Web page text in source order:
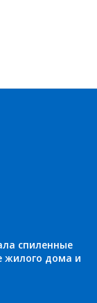
спиленные
жилого дома и